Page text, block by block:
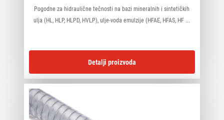
Pogodne za hidraulične tečnosti na bazi mineralnih i sintetičkih
ulja (HL, HLP, HLPD, HVLP), ulje-voda emulzije (HFAE, HFAS, HF ...
Detalji proizvoda